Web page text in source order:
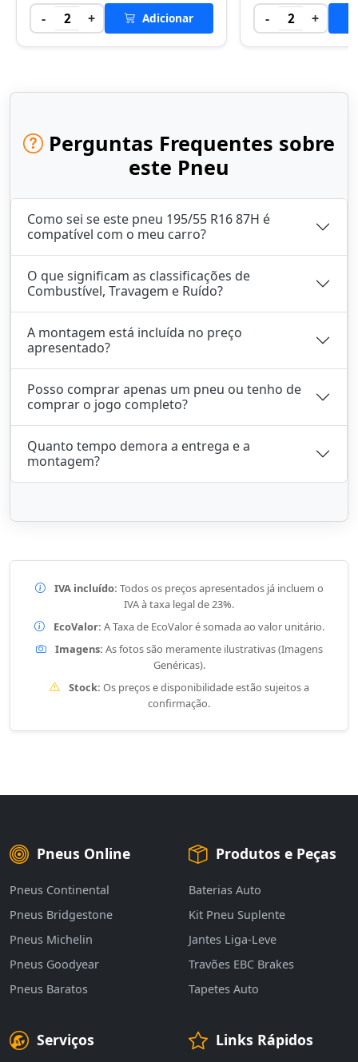
- 2 + Adicionar - 2 +
Perguntas Frequentes sobre
este Pneu
Como sei se este pneu 195/55 R16 87H é
compatível com o meu carro?
O que significam as classificações de
Combustível, Travagem e Ruído?
A montagem está incluída no preço
apresentado?
Posso comprar apenas um pneu ou tenho de
comprar o jogo completo?
Quanto tempo demora a entrega e a
montagem?
IVA incluído: Todos os preços apresentados já incluem o
IVA à taxa legal de 23%.
EcoValor: A Taxa de EcoValor é somada ao valor unitário.
Imagens: As fotos são meramente ilustrativas (Imagens
Genéricas).
Stock: Os preços e disponibilidade estão sujeitos a
confirmação.
Pneus Online
Pneus Continental
Pneus Bridgestone
Pneus Michelin
Pneus Goodyear
Pneus Baratos
Produtos e Peças
Baterias Auto
Kit Pneu Suplente
Jantes Liga-Leve
Travões EBC Brakes
Tapetes Auto
Serviços Links Rápidos